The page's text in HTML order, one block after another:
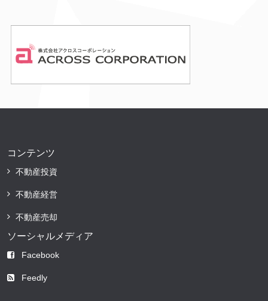
コンテンツ
不動産投資
不動産経営
不動産売却
ソーシャルメディア
Facebook
Feedly